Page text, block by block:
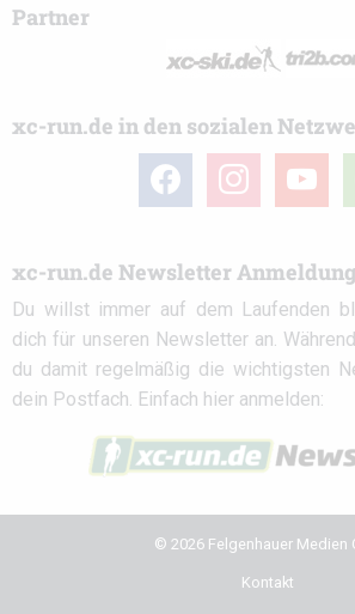
Partner
xc-run.de in den sozialen
facebook instagramyoutube
xc-run.de Newsletter Anmeldung
Du willst immer auf dem Laufenden
dich für unseren Newsletter an.
du damit regelmäßig die wichtigsten
dein Postfach. Einfach hier anmelden:
© 2026 Felgenhauer Medien
Kontakt